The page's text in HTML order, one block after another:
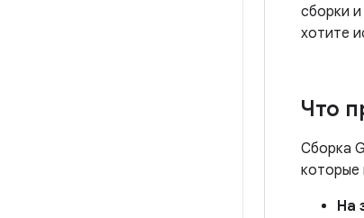
сборки
хотите
Что
Сборка
которые
На